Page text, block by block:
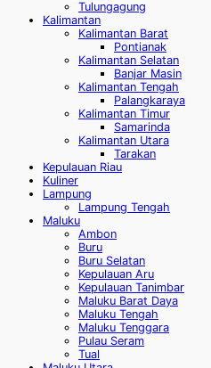
Tulungagung
Kalimantan
Kalimantan Barat
Pontianak
Kalimantan Selatan
Banjar Masin
Kalimantan Tengah
Palangkaraya
Kalimantan Timur
Samarinda
Kalimantan Utara
Tarakan
Kepulauan Riau
Kuliner
Lampung
Lampung Tengah
Maluku
Ambon
Buru
Buru Selatan
Kepulauan Aru
Kepulauan Tanimbar
Maluku Barat Daya
Maluku Tengah
Maluku Tenggara
Pulau Seram
Tual